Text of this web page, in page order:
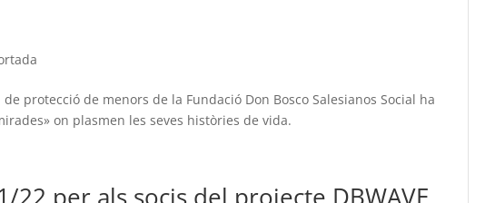
protecció de menors de la Fundació Don Bosco Salesianos Social ha
on plasmen les seves històries de vida.